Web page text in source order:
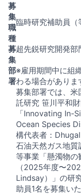
募
集
職
種
臨時研究補助員（
募
集
部
署
超先鋭研究開発部
※雇用期間中に組
わる場合がありま
募集部署では、米
託研究 笹川平和
「Innovating In-
Ocean Species
構代表者：
石油天然ガス地質
等事業「懸濁物の
（2025年度〜
Lindsay）」の研
助員1名を募集いた